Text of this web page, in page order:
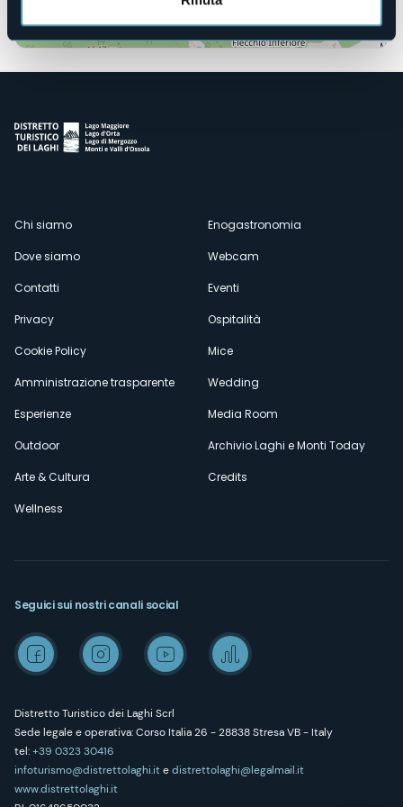
Menù
secondario
Chi siamo
Dove siamo
Contatti
Privacy
Cookie Policy
Amministrazione trasparente
Esperienze
Outdoor
Arte & Cultura
Wellness
Enogastronomia
Webcam
Eventi
Ospitalità
Mice
Wedding
Media Room
Archivio Laghi e Monti Today
Credits
Distretto Turistico dei Laghi Scrl
Sede legale e operativa: Corso Italia 26 - 28838 Stresa VB - Italy
tel:+39 0323 30416
infoturismo@distrettolaghi.itedistrettolaghi@legalmail.it
www.distrettolaghi.it
Seguici sui nostri canali social